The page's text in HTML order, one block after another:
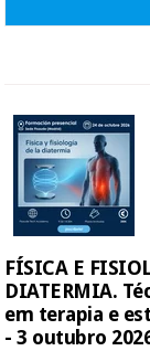
FÍSICA E
DIATERMIA.
em terapia e
- 3 outubro